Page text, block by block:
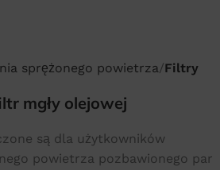
sprężonego powietrza Filtry
mgły olejowej
są dla użytkowników
powietrza pozbawionego par